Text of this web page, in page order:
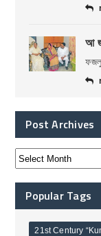
আ জ
Post Archives
Popular Tags
21st Century